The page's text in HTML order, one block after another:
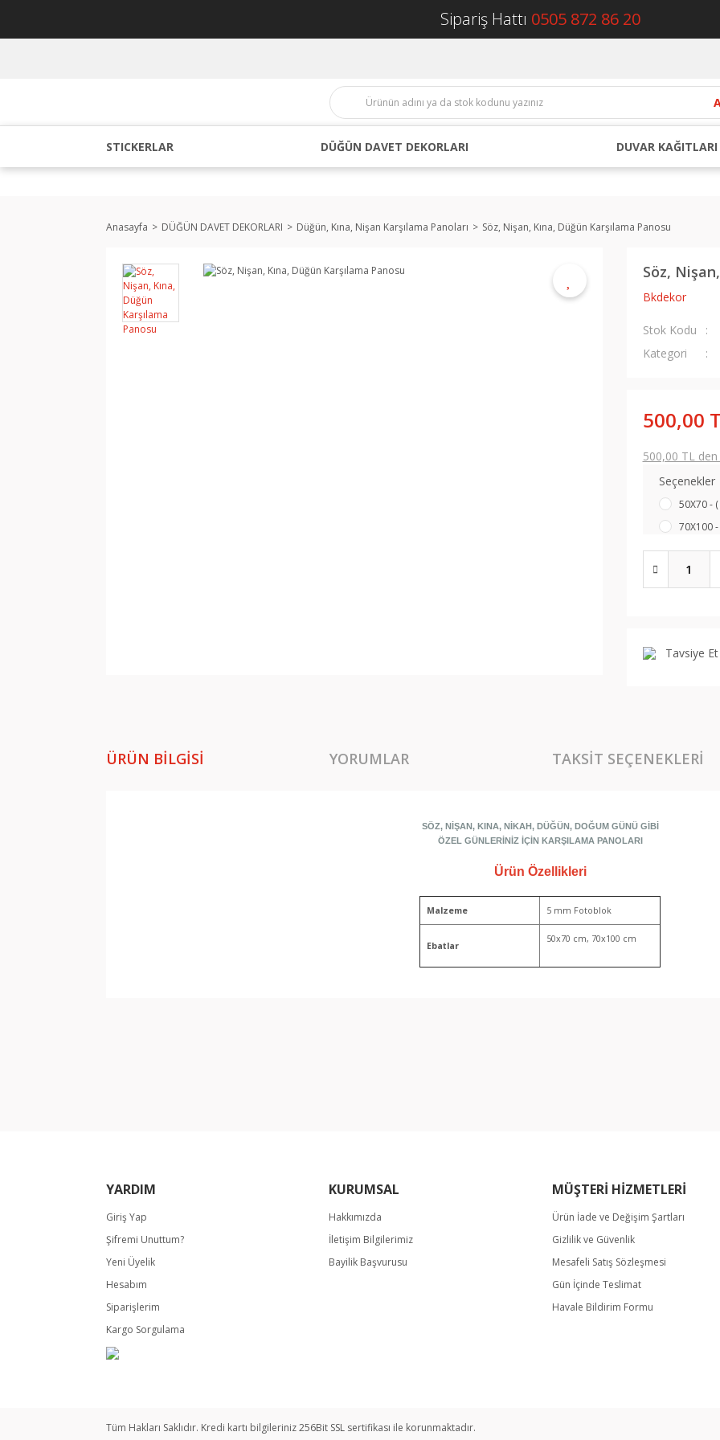
Sipariş Hattı 0505 872 86 20
STICKERLAR DÜĞÜN DAVET DEKORLARI DUVAR KAĞITLARI
Anasayfa DÜĞÜN DAVET DEKORLARI Düğün, Kına, Nişan Karşılama Panoları Söz, Nişan, Kına, Düğün Karşılama Panosu
Söz,
Bkdekor
Stok Kodu
Kategori
500,00
500,00 TL
Seçenekler
50X70 -
70X100
Tavsiye Et
ÜRÜN BILGISI YORUMLAR TAKSIT SEÇENEKLERI
SÖZ, NİŞAN, KINA, NİKAH, DÜĞÜN, DOĞUM GÜNÜ GİBİ
ÖZEL GÜNLERİNİZ İÇİN KARŞILAMA PANOLARI
Ürün Özellikleri
Malzeme 5 mm Fotoblok
Ebatlar
50x70 cm, 70x100 cm
YARDIM
Giriş Yap
Şifremi Unuttum?
Yeni Üyelik
Hesabım
Siparişlerim
Kargo Sorgulama
KURUMSAL
Hakkımızda
İletişim Bilgilerimiz
Bayilik Başvurusu
MÜŞTERİ HİZMETLERİ
Ürün İade ve Değişim Şartları
Gizlilik ve Güvenlik
Mesafeli Satış Sözleşmesi
Gün İçinde Teslimat
Havale Bildirim Formu
Tüm Hakları Saklıdır. Kredi kartı bilgileriniz 256Bit SSL sertifikası ile korunmaktadır.